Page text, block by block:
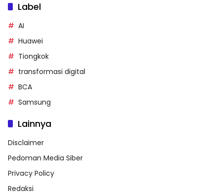
Label
AI
Huawei
Tiongkok
transformasi digital
BCA
Samsung
Lainnya
Disclaimer
Pedoman Media Siber
Privacy Policy
Redaksi